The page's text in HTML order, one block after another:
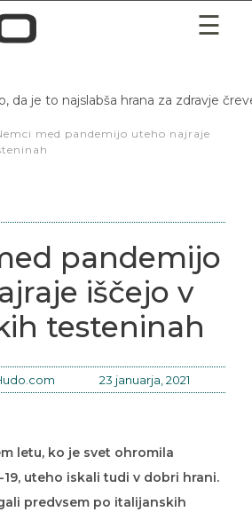
da je to najslabša hrana za zdravje
med pandemijo uteho najraje
pandemijo
iščejo v
testeninah
23 januarja, 2021
letu, ko je svet ohromila
uteho iskali tudi v dobri hrani.
predvsem po italijanskih